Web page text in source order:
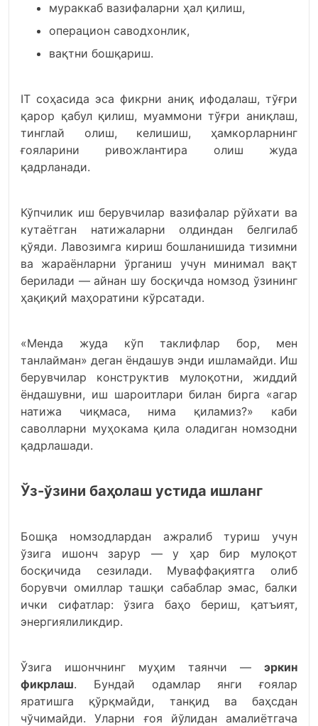
мураккаб вазифаларни ҳал қилиш,
операцион саводхонлик,
вақтни бошқариш.
IТ соҳасида эса фикрни аниқ ифодалаш, тўғри
қарор қабул қилиш, муаммони тўғри аниқлаш,
тинглай олиш, келишиш, ҳамкорларнинг
ғояларини ривожлантира олиш жуда
қадрланади.
Кўпчилик иш берувчилар вазифалар рўйхати ва
кутаётган натижаларни олдиндан белгилаб
қўяди. Лавозимга кириш бошланишида тизимни
ва жараёнларни ўрганиш учун минимал вақт
берилади — айнан шу босқичда номзод ўзининг
ҳақиқий маҳоратини кўрсатади.
«Менда жуда кўп таклифлар бор, мен
танлайман» деган ёндашув энди ишламайди. Иш
берувчилар конструктив мулоқотни, жиддий
ёндашувни, иш шароитлари билан бирга «агар
натижа чиқмаса, нима қиламиз?» каби
саволларни муҳокама қила оладиган номзодни
қадрлашади.
Ўз-ўзини баҳолаш устида ишланг
Бошқа номзодлардан ажралиб туриш учун
ўзига ишонч зарур — у ҳар бир мулоқот
босқичида сезилади. Муваффақиятга олиб
борувчи омиллар ташқи сабаблар эмас, балки
ички сифатлар: ўзига баҳо бериш, қатъият,
энергиялиликдир.
Ўзига ишончнинг муҳим таянчи — эркин
фикрлаш. Бундай одамлар янги ғоялар
яратишга қўрқмайди, танқид ва баҳсдан
чўчимайди. Уларни ғоя йўлидан амалиётгача